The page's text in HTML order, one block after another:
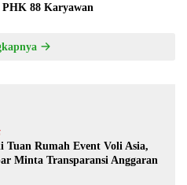
88 Karyawan
Tuan Rumah Event Voli Asia,
Minta Transparansi Anggaran